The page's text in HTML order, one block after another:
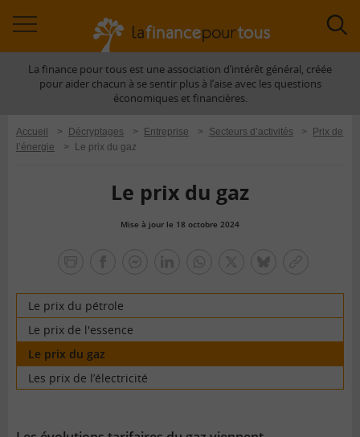
àLa finance pour tous est une association d’intérêt général, créée
pour aider chacun à se sentir plus à l’aise avec les questions
économiques et financières.
Accueil > Décryptages > Entreprise > Secteurs d’activités >
Prix de
l’énergie
> Le prix du gaz
Le prix du gaz
Mise à jour le 18 octobre 2024
tous
Le prix du pétrole
Le prix de l'essence
Le prix du gaz
Les prix de l’électricité